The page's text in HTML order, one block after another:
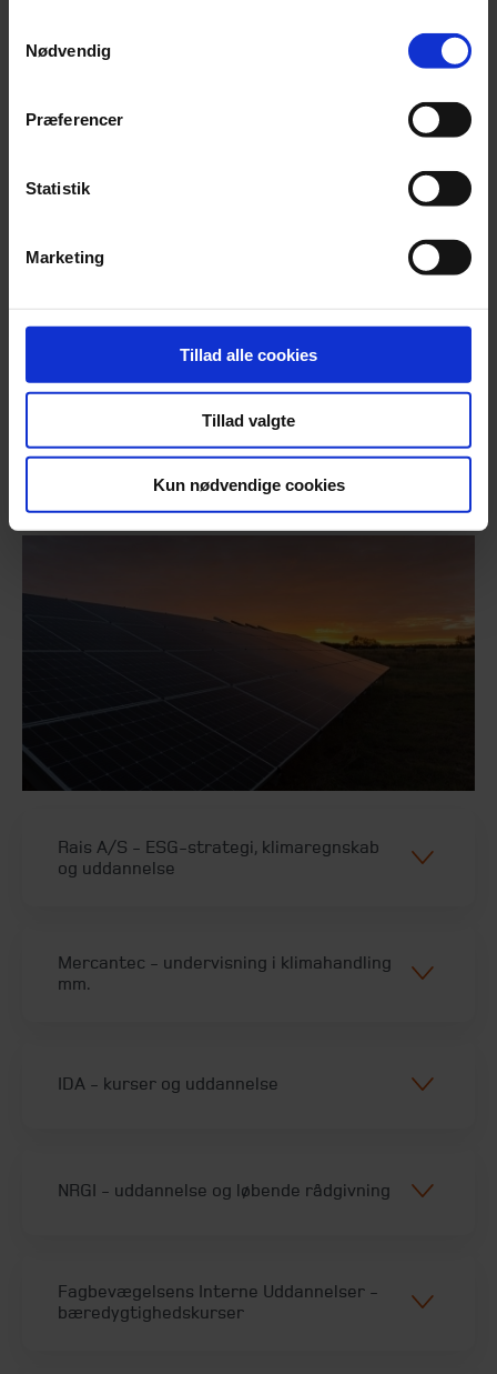
Nødvendig
Præferencer
Statistik
Marketing
Tillad alle cookies
Tillad valgte
Kun nødvendige cookies
Erhvervsakademi Aarhus - uddannelse og
kurser
Rais A/S - ESG-strategi, klimaregnskab
og uddannelse
Mercantec - undervisning i klimahandling
mm.
IDA - kurser og uddannelse
NRGI - uddannelse og løbende rådgivning
Fagbevægelsens Interne Uddannelser -
bæredygtighedskurser